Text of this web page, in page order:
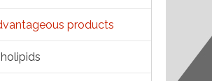
products